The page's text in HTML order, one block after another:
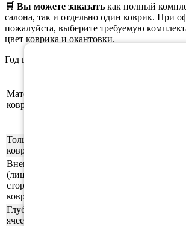
🛒 Вы можете заказать как полный
салона, так и отдельно один коврик. При
пожалуйста, выберите требуемую
цвет коврика и окантовки.
Год выпуска а/м: 2021, 2022, 2023, 2024,
Материал
ковриков
Этиленвинилацетат (ЭВА/
материал, который
производят спортивные маты,
коврики, подошву для обуви,
Толщина
ковриков
Внешняя
(лицевая)
сторона
ковриков
ячейки СОТЫ/РОМБ
Глубина
ячеек